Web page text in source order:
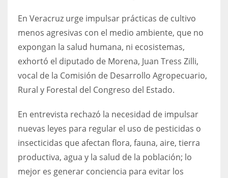
En Veracruz urge impulsar prácticas de cultivo
menos agresivas con el medio ambiente, que no
expongan la salud humana, ni ecosistemas,
exhortó el diputado de Morena, Juan Tress Zilli,
vocal de la Comisión de Desarrollo Agropecuario,
Rural y Forestal del Congreso del Estado.
En entrevista rechazó la necesidad de impulsar
nuevas leyes para regular el uso de pesticidas o
insecticidas que afectan flora, fauna, aire, tierra
productiva, agua y la salud de la población; lo
mejor es generar conciencia para evitar los